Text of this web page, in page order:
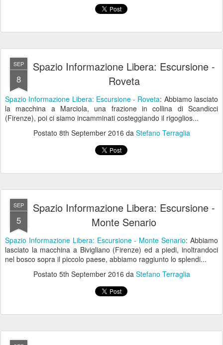
SEP
8
Spazio Informazione Libera: Escursione -
Roveta
Spazio Informazione Libera: Escursione - Roveta: Abbiamo lasciato
la macchina a Marciola, una frazione in collina di Scandicci
(Firenze), poi ci siamo incamminati costeggiando il rigoglios...
Postato 8th September 2016 da Stefano Terraglia
SEP
5
Spazio Informazione Libera: Escursione -
Monte Senario
Spazio Informazione Libera: Escursione - Monte Senario: Abbiamo
lasciato la macchina a Bivigliano (Firenze) ed a piedi, inoltrandoci
nel bosco sopra il piccolo paese, abbiamo raggiunto lo splendi...
Postato 5th September 2016 da Stefano Terraglia